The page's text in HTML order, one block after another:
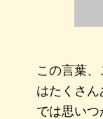
この言葉
はたくさ
では思い